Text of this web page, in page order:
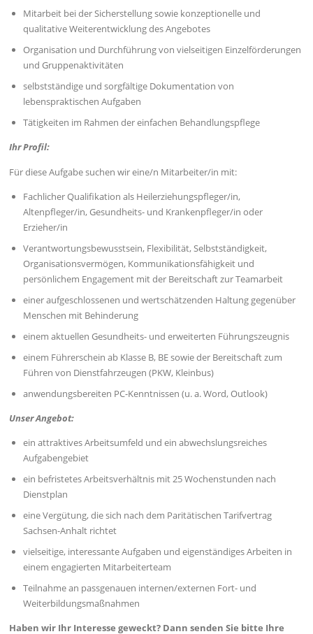
Mitarbeit bei der Sicherstellung sowie konzeptionelle und
qualitative Weiterentwicklung des Angebotes
Organisation und Durchführung von vielseitigen Einzelförderungen
und Gruppenaktivitäten
selbstständige und sorgfältige Dokumentation von
lebenspraktischen Aufgaben
Tätigkeiten im Rahmen der einfachen Behandlungspflege
Ihr Profil:
Für diese Aufgabe suchen wir eine/n Mitarbeiter/in mit:
Fachlicher Qualifikation als Heilerziehungspfleger/in,
Altenpfleger/in, Gesundheits- und Krankenpfleger/in oder
Erzieher/in
Verantwortungsbewusstsein, Flexibilität, Selbstständigkeit,
Organisationsvermögen, Kommunikationsfähigkeit und
persönlichem Engagement mit der Bereitschaft zur Teamarbeit
einer aufgeschlossenen und wertschätzenden Haltung gegenüber
Menschen mit Behinderung
einem aktuellen Gesundheits- und erweiterten Führungszeugnis
einem Führerschein ab Klasse B, BE sowie der Bereitschaft zum
Führen von Dienstfahrzeugen (PKW, Kleinbus)
anwendungsbereiten PC-Kenntnissen (u. a. Word, Outlook)
Unser Angebot:
ein attraktives Arbeitsumfeld und ein abwechslungsreiches
Aufgabengebiet
ein befristetes Arbeitsverhältnis mit 25 Wochenstunden nach
Dienstplan
eine Vergütung, die sich nach dem Paritätischen Tarifvertrag
Sachsen-Anhalt richtet
vielseitige, interessante Aufgaben und eigenständiges Arbeiten in
einem engagierten Mitarbeiterteam
Teilnahme an passgenauen internen/externen Fort- und
Weiterbildungsmaßnahmen
Haben wir Ihr Interesse geweckt? Dann senden Sie bitte Ihre